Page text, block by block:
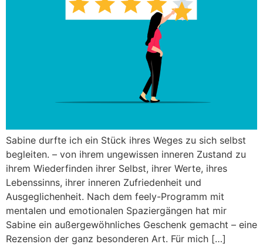
Sabine durfte ich ein Stück ihres Weges zu sich selbst
begleiten. – von ihrem ungewissen inneren Zustand zu
ihrem Wiederfinden ihrer Selbst, ihrer Werte, ihres
Lebenssinns, ihrer inneren Zufriedenheit und
Ausgeglichenheit. Nach dem feely-Programm mit
mentalen und emotionalen Spaziergängen hat mir
Sabine ein außergewöhnliches Geschenk gemacht – eine
Rezension der ganz besonderen Art. Für mich […]